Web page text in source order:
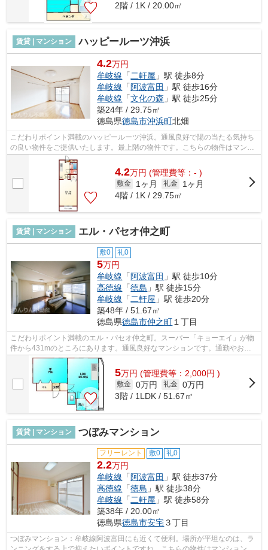
2階 / 1K / 20.00㎡
賃貸 | マンション ハッピールーツ沖浜
4.2万円
牟岐線 「二軒屋 」駅 徒歩8分
牟岐線 「 阿波富田 」駅 徒歩16分
牟岐線 「文化の森 」駅 徒歩25分
築24年 / 29.75㎡
徳島県徳島市沖浜町北畑
こだわりポイント満載のハッピールーツ沖浜。通風良好で陽の当たる気持ち
の良い物件をご提供いたします。最上階の物件です。こちらの物件はマンシ
ョンです。徳島市エリアの賃貸情報は...
4.2万円 (管理費等：- )
敷金 1ヶ月 礼金
1ヶ月
4階 / 1K / 29.75㎡
賃貸 | マンション エル・パセオ仲之町
敷0 礼0
5万円
牟岐線 「 阿波富田 」駅 徒歩10分
高徳線 「徳島 」駅 徒歩15分
牟岐線 「 二軒屋 」駅 徒歩20分
築48年 / 51.67㎡
徳島県徳島市仲之町 １丁目
こだわりポイント満載のエル・パセオ仲之町。スーパー「キョーエイ」が物
件から431mのところにあります。通風良好なマンションです。通勤やお出
かけに便利な、徒歩10分に駅のある物件...
5万円 (管理費等：2,000円 )
敷金 0万円 礼金 0万円
3階 / 1LDK / 51.67㎡
賃貸 | マンション つぼみマンション
フリーレント 敷0 礼0
2.2万円
牟岐線 「 阿波富田 」駅 徒歩37分
高徳線 「徳島 」駅 徒歩38分
牟岐線 「 二軒屋 」駅 徒歩58分
築38年 / 20.00㎡
徳島県徳島市安宅３丁目
つぼみマンション：牟岐線阿波富田にも近くて便利。場所が平坦なのは、ラ